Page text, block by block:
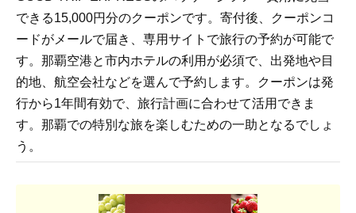
できる15,000円分のクーポンです。寄付後、クーポンコ
ードがメールで届き、専用サイトで旅行の予約が可能で
す。那覇空港と市内ホテルの利用が必須で、出発地や目
的地、航空会社などを選んで予約します。クーポンは発
行から1年間有効で、旅行計画に合わせて活用できま
す。那覇での特別な旅を楽しむための一助となるでしょ
う。